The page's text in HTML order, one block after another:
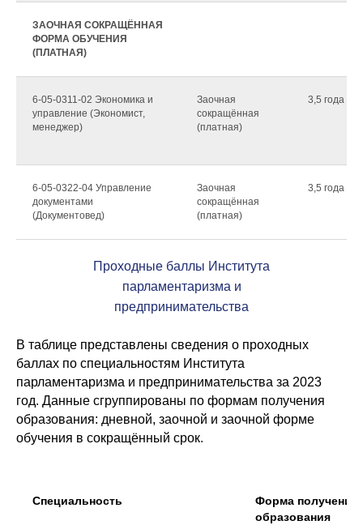
ЗАОЧНАЯ СОКРАЩЁННАЯ
ФОРМА ОБУЧЕНИЯ
(ПЛАТНАЯ)
6-05-0311-02 Экономика и
управление (Экономист,
менеджер)
Заочная
сокращённая
(платная)
3,5 года
6-05-0322-04 Управление
документами
(Документовед)
Заочная
сокращённая
(платная)
3,5 года
Проходные баллы Института
парламентаризма и
предпринимательства
В таблице представлены сведения о проходных
баллах по специальностям Института
парламентаризма и предпринимательства за 2023
год. Данные сгруппированы по формам получения
образования: дневной, заочной и заочной форме
обучения в сокращённый срок.
Специальность
Форма получения
образования